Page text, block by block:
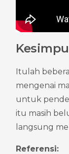
Itulah
mengenai
untuk
itu masih
langsung
Referensi: